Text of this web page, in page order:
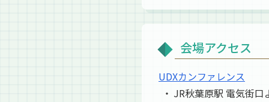
会場アクセス
UDXカンファレンス
JR秋葉原駅 電気街口